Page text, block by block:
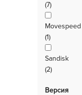
(7)
Movespeed
(1)
Sandisk
(2)
Версия